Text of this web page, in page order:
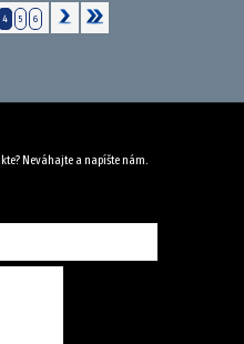
4 5 6
Neváhajte a napíšte nám.